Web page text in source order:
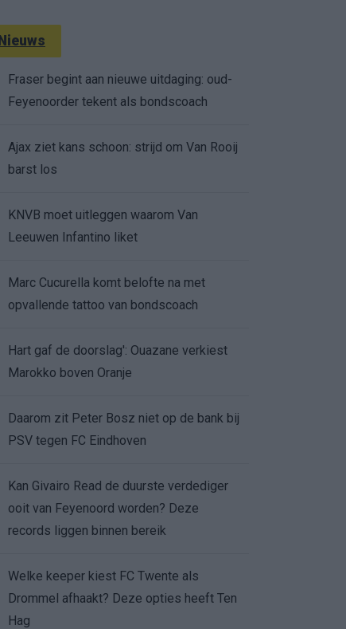
Nieuws
Fraser begint aan nieuwe uitdaging: oud-
Feyenoorder tekent als bondscoach
Ajax ziet kans schoon: strijd om Van Rooij
barst los
KNVB moet uitleggen waarom Van
Leeuwen Infantino liket
Marc Cucurella komt belofte na met
opvallende tattoo van bondscoach
Hart gaf de doorslag': Ouazane verkiest
Marokko boven Oranje
Daarom zit Peter Bosz niet op de bank bij
PSV tegen FC Eindhoven
Kan Givairo Read de duurste verdediger
ooit van Feyenoord worden? Deze
records liggen binnen bereik
Welke keeper kiest FC Twente als
Drommel afhaakt? Deze opties heeft Ten
Hag